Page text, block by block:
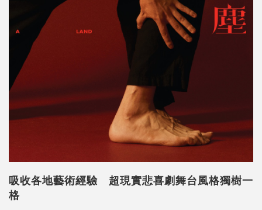
吸收各地藝術經驗 超現實悲喜劇舞台風格獨樹一
格